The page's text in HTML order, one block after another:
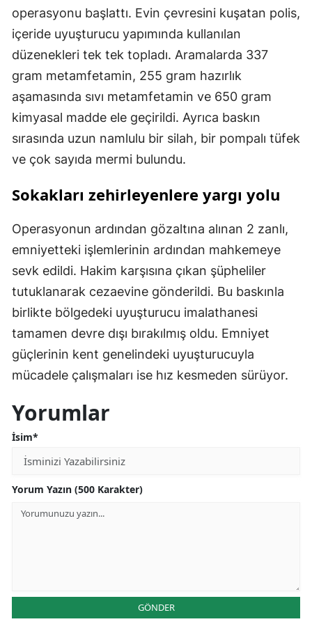
operasyonu başlattı. Evin çevresini kuşatan polis,
içeride uyuşturucu yapımında kullanılan
düzenekleri tek tek topladı. Aramalarda 337
gram metamfetamin, 255 gram hazırlık
aşamasında sıvı metamfetamin ve 650 gram
kimyasal madde ele geçirildi. Ayrıca baskın
sırasında uzun namlulu bir silah, bir pompalı tüfek
ve çok sayıda mermi bulundu.
Sokakları zehirleyenlere yargı yolu
Operasyonun ardından gözaltına alınan 2 zanlı,
emniyetteki işlemlerinin ardından mahkemeye
sevk edildi. Hakim karşısına çıkan şüpheliler
tutuklanarak cezaevine gönderildi. Bu baskınla
birlikte bölgedeki uyuşturucu imalathanesi
tamamen devre dışı bırakılmış oldu. Emniyet
güçlerinin kent genelindeki uyuşturucuyla
mücadele çalışmaları ise hız kesmeden sürüyor.
Yorumlar
İsim*
Yorum Yazın (500 Karakter)
GÖNDER